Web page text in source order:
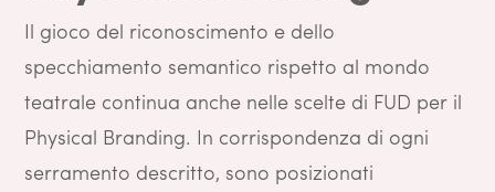
Il gioco del riconoscimento e dello
specchiamento semantico rispetto al mondo
teatrale continua anche nelle scelte di FUD per il
Physical Branding. In corrispondenza di ogni
serramento descritto, sono posizionati